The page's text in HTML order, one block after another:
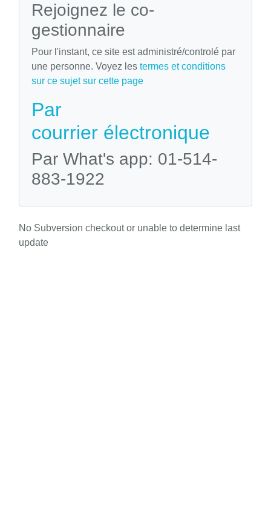
Rejoignez le co-
gestionnaire
Pour l'instant, ce site est administré/controlé par
une personne. Voyez les termes et conditions
sur ce sujet sur cette page
Par
courrier électronique
Par What's app: 01-514-
883-1922
No Subversion checkout or unable to determine last
update